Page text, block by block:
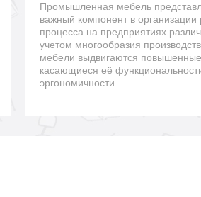
Промышленная мебель
важный компонент в организации
процесса на предприятиях
учетом многообразия
мебели выдвигаются повышенные
касающиеся её
эргономичности.